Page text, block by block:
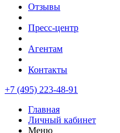
Отзывы
Пресс-центр
Агентам
Контакты
+7 (495) 223-48-91
Главная
Личный кабинет
Меню